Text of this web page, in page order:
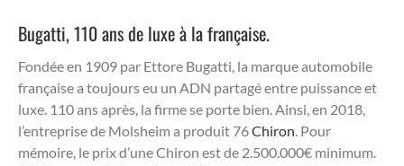
Bugatti, 110 ans de luxe à la française.
Fondée en 1909 par Ettore Bugatti, la marque automobile
française a toujours eu un ADN partagé entre puissance et
luxe. 110 ans après, la firme se porte bien. Ainsi, en 2018,
l’entreprise de Molsheim a produit 76Chiron. Pour
mémoire, le prix d’une Chiron est de 2.500.000€ minimum.